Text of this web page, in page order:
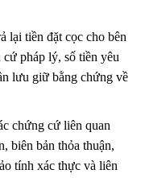
lại tiền đặt cọc cho bên
cứ pháp lý, số tiền yêu
lưu giữ bằng chứng về
chứng cứ liên quan
biên bản thỏa thuận,
tính xác thực và liên